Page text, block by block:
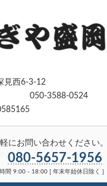
見西6-3-12
050-3588-0524
にお問い合わせください。
080-5657-1956
間 9:00 - 18:00 [ 年末年始休日除く ]